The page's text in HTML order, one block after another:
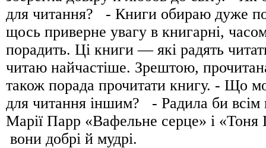
для читання? - Книги обираю дуже
щось приверне увагу в книгарні,
порадить. Ці книги — які радять
читаю найчастіше. Зрештою,
також порада прочитати книгу. - Що
для читання іншим? - Радила би всім
Марії Парр «Вафельне серце» і
вони добрі й мудрі.